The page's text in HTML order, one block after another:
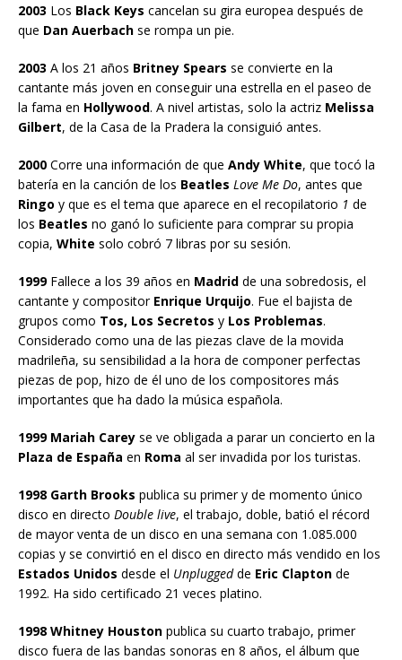
2003 Los Black Keys cancelan su gira europea después de
que Dan Auerbach se rompa un pie.
2003 A los 21 años Britney Spears se convierte en la
cantante más joven en conseguir una estrella en el paseo de
la fama en Hollywood. A nivel artistas, solo la actriz Melissa
Gilbert, de la Casa de la Pradera la consiguió antes.
2000 Corre una información de que Andy White, que tocó la
batería en la canción de los Beatles Love Me Do, antes que
Ringo y que es el tema que aparece en el recopilatorio 1 de
los Beatles no ganó lo suficiente para comprar su propia
copia, White solo cobró 7 libras por su sesión.
1999Fallece a los 39 años en Madrid de una sobredosis, el
cantante y compositorEnrique Urquijo. Fue el bajista de
grupos como Tos, Los Secretos y Los Problemas.
Considerado como una de las piezas clave de la movida
madrileña, su sensibilidad a la hora de componer perfectas
piezas de pop, hizo de él uno de los compositores más
importantes que ha dado la música española.
1999 Mariah Carey se ve obligada a parar un concierto en la
Plaza de España en Roma al ser invadida por los turistas.
1998 Garth Brooks publica su primer y de momento único
disco en directo Double live, el trabajo, doble, batió el récord
de mayor venta de un disco en una semana con 1.085.000
copias y se convirtió en el disco en directo más vendido en los
Estados Unidos desde el Unpluggedde Eric Clapton de
1992. Ha sido certificado 21 veces platino.
1998 Whitney Houston publica su cuarto trabajo, primer
disco fuera de las bandas sonoras en 8 años, el álbum que